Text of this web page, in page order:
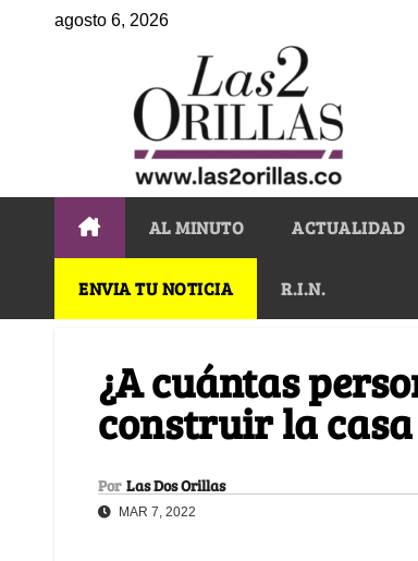
agosto 6, 2026
AL MINUTO ACTUALIDAD
ENVIA TU NOTICIA R.I.N.
¿A cuántas
construir la casa
Por Las Dos Orillas
MAR 7, 2022